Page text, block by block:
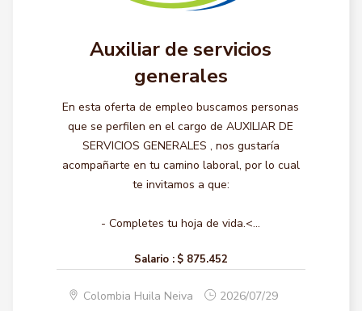
Auxiliar de servicios
generales
En esta oferta de empleo buscamos personas
que se perfilen en el cargo de AUXILIAR DE
SERVICIOS GENERALES , nos gustaría
acompañarte en tu camino laboral, por lo cual
te invitamos a que:
- Completes tu hoja de vida.<...
Salario : $ 875.452
Colombia Huila Neiva 2026/07/29